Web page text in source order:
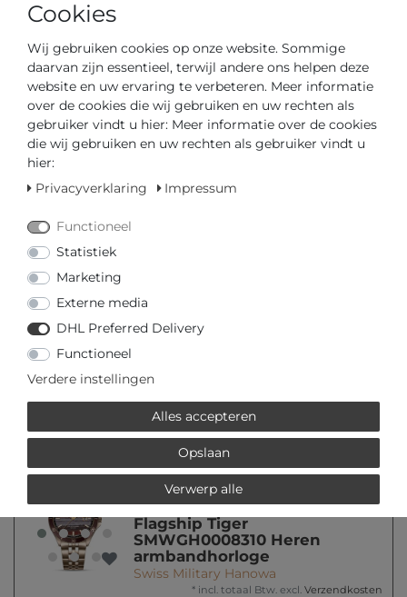
of
* incl. totaal Btw. excl. Verzendkosten
MEHR VON SWISS MILITARY
€ 349,00 *
Thunder SMWGH0007902
Heren armbandhorloge
Swiss Military Hanowa
*incl. totaal Btw.
€ 549,00 *
Swiss Military Hanowa
Flagship Tiger
SMWGH0008310 Heren
armbandhorloge
Swiss Military Hanowa
* incl. totaal Btw. excl. Verzendkosten
Cookies
Wij gebruiken cookies op onze website. Sommige
daarvan zijn essentieel, terwijl andere ons helpen deze
website en uw ervaring te verbeteren. Meer informatie
over de cookies die wij gebruiken en uw rechten als
gebruiker vindt u hier: Meer informatie over de cookies
die wij gebruiken en uw rechten als gebruiker vindt u
hier:
Privacyverklaring
Impressum
Functioneel
Statistiek
Marketing
Externe media
DHL Preferred Delivery
Functioneel
Verdere instellingen
Alles accepteren
Opslaan
Verwerp alle